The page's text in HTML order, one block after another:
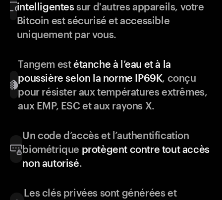
intelligentessur d'autres appareils, votre
Bitcoin est sécurisé et accessible
uniquement par vous.
Tangem estétanche à l’eau et à la
poussière selon la norme IP69K, conçu
pour résister aux températures extrêmes,
aux EMP, ESC et aux rayons X.
Un code d’accès et l’authentification
biométrique protègent contre tout accès
non autorisé.
Les clés privées sont générées et